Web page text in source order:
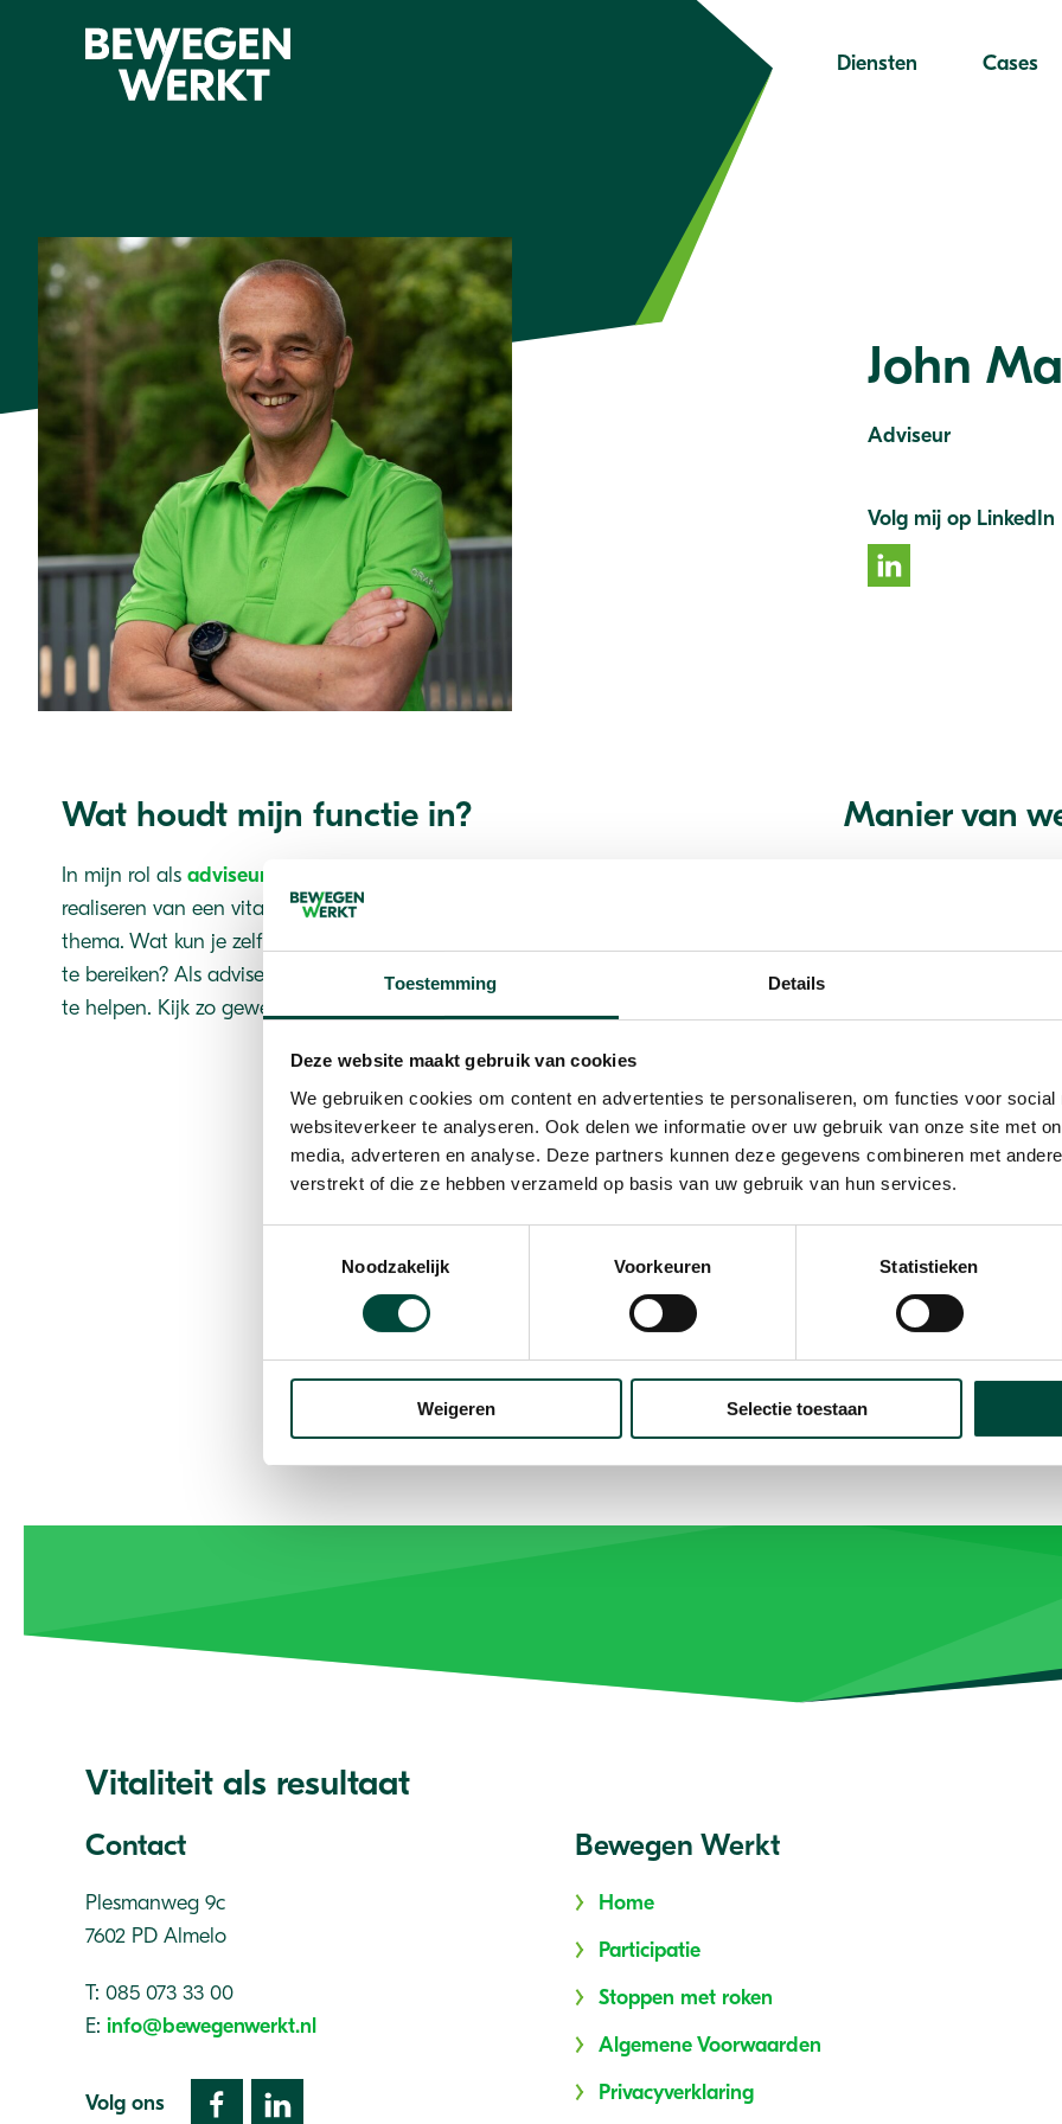
Toestemming Details
Deze website maakt gebruik van cookies
We gebruiken cookies om content en advertenties te personaliseren, om functies voor social
websiteverkeer te analyseren. Ook delen we informatie over uw gebruik van onze site met
media, adverteren en analyse. Deze partners kunnen deze gegevens combineren met
verstrekt of die ze hebben verzameld op basis van uw gebruik van hun services.
Noodzakelijk
Voorkeuren Statistieken
Weigeren Selectie toestaan
Diensten Cases
John
Adviseur
Volg mij op LinkedIn
Wat houdt mijn functie in?
In mijn rol als adviseur
realiseren van een vitaal leven. Nemen van leiderschap is daarbij een belangrijk
thema. Wat kun je zelf doen als persoon en als organisatie om gestelde doelen
te bereiken? Als adviseur beschik ik over kennis en vaardigheden om ze daar bij
te helpen. Kijk zo gewenst daarom ook even op mijn
Manier van
Om te kunnen helpen
na wat de
achtergrond van een
Samen bepalen we
doende en
Mijnfavoriete vitaliteitsmomentje? Regelmatig sporten, zoals
lange afstanden hardlopen. Dit is voor mij de ideale manier van
Vitaliteit als resultaat
Contact
Plesmanweg 9c
7602 PD Almelo
T: 085 073 33 00
E: info@bewegenwerkt.nl
Volg ons
Bewegen Werkt
Home
Participatie
Stoppen met roken
Algemene Voorwaarden
Privacyverklaring